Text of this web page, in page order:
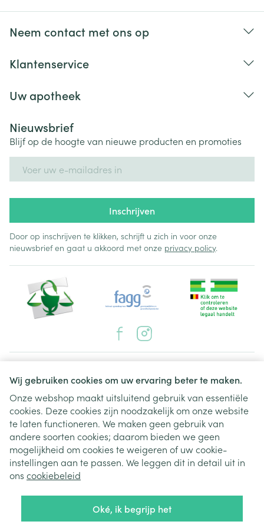
Wij gebruiken cookies om uw ervaring beter te maken.
Onze webshop maakt uitsluitend gebruik van essentiële
cookies. Deze cookies zijn noodzakelijk om onze website
te laten functioneren. We maken geen gebruik van
andere soorten cookies; daarom bieden we geen
mogelijkheid om cookies te weigeren of uw cookie-
instellingen aan te passen. We leggen dit in detail uit in
ons cookiebeleid
Oké, ik begrijp het
Bij onvakkundig gebruik en eigenmachtig
aangebrachte veranderingen vervalt elke
Neem contact met ons op
Klantenservice
Uw apotheek
Nieuwsbrief
Blijf op de hoogte van nieuwe producten en promoties
Inschrijven
Door op inschrijven te klikken, schrijft u zich in voor onze
nieuwsbrief en gaat u akkoord met onze privacy policy.
Juridische links